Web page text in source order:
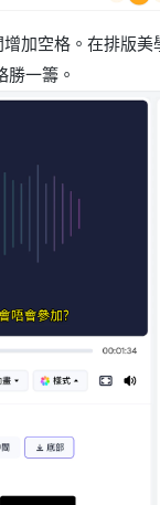
加空格。在排版
勝一籌。